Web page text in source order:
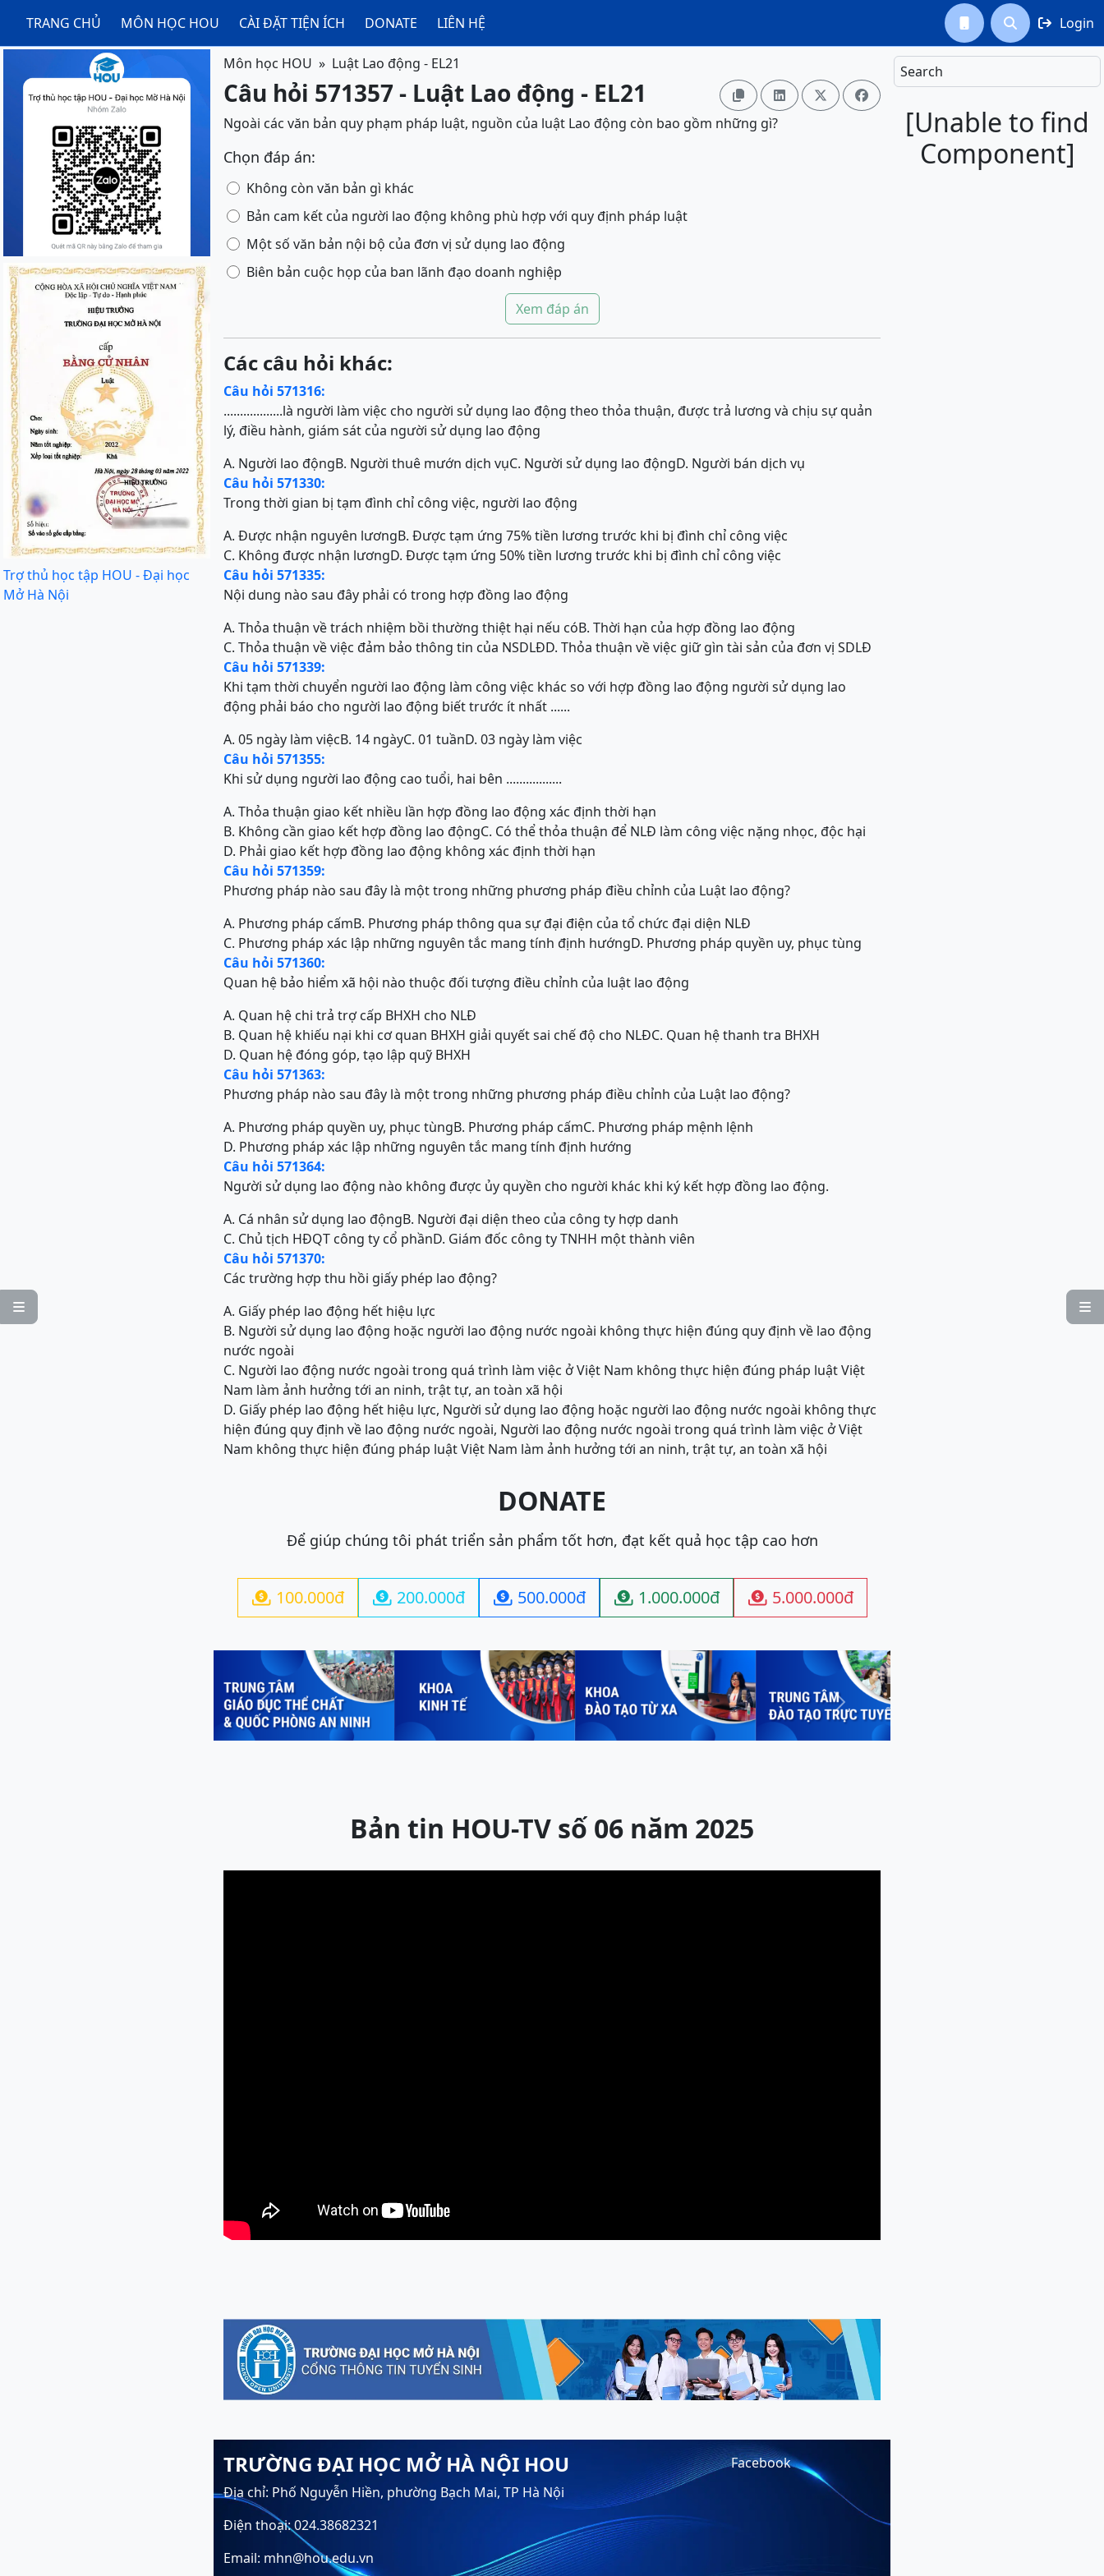
TRANG CHỦ MÔN HỌC HOU CÀI ĐẶT TIỆN ÍCH DONATE LIÊN HỆ   Login

Search
[Unable to find
Component]

Trợ thủ học tập HOU - Đại học
Mở Hà Nội
Môn học HOU Luật Lao động - EL21
Câu hỏi 571357 - Luật Lao động - EL21    
Ngoài các văn bản quy phạm pháp luật, nguồn của luật Lao động còn bao gồm những gì?
Chọn đáp án:
Không còn văn bản gì khác
Bản cam kết của người lao động không phù hợp với quy định pháp luật
Một số văn bản nội bộ của đơn vị sử dụng lao động
Biên bản cuộc họp của ban lãnh đạo doanh nghiệp
Xem đáp án
Các câu hỏi khác:
Câu hỏi 571316:
..................là người làm việc cho người sử dụng lao động theo thỏa thuận, được trả lương và chịu sự quản
lý, điều hành, giám sát của người sử dụng lao động
A. Người lao độngB. Người thuê mướn dịch vụC. Người sử dụng lao độngD. Người bán dịch vụ
Câu hỏi 571330:
Trong thời gian bị tạm đình chỉ công việc, người lao động
A. Được nhận nguyên lươngB. Được tạm ứng 75% tiền lương trước khi bị đình chỉ công việc
C. Không được nhận lươngD. Được tạm ứng 50% tiền lương trước khi bị đình chỉ công việc
Câu hỏi 571335:
Nội dung nào sau đây phải có trong hợp đồng lao động
A. Thỏa thuận về trách nhiệm bồi thường thiệt hại nếu cóB. Thời hạn của hợp đồng lao động
C. Thỏa thuận về việc đảm bảo thông tin của NSDLĐD. Thỏa thuận về việc giữ gìn tài sản của đơn vị SDLĐ
Câu hỏi 571339:
Khi tạm thời chuyển người lao động làm công việc khác so với hợp đồng lao động người sử dụng lao
động phải báo cho người lao động biết trước ít nhất ......
A. 05 ngày làm việcB. 14 ngàyC. 01 tuầnD. 03 ngày làm việc
Câu hỏi 571355:
Khi sử dụng người lao động cao tuổi, hai bên .................
A. Thỏa thuận giao kết nhiều lần hợp đồng lao động xác định thời hạn
B. Không cần giao kết hợp đồng lao độngC. Có thể thỏa thuận để NLĐ làm công việc nặng nhọc, độc hại
D. Phải giao kết hợp đồng lao động không xác định thời hạn
Câu hỏi 571359:
Phương pháp nào sau đây là một trong những phương pháp điều chỉnh của Luật lao động?
A. Phương pháp cấmB. Phương pháp thông qua sự đại điện của tổ chức đại diện NLĐ
C. Phương pháp xác lập những nguyên tắc mang tính định hướngD. Phương pháp quyền uy, phục tùng
Câu hỏi 571360:
Quan hệ bảo hiểm xã hội nào thuộc đối tượng điều chỉnh của luật lao động
A. Quan hệ chi trả trợ cấp BHXH cho NLĐ
B. Quan hệ khiếu nại khi cơ quan BHXH giải quyết sai chế độ cho NLĐC. Quan hệ thanh tra BHXH
D. Quan hệ đóng góp, tạo lập quỹ BHXH
Câu hỏi 571363:
Phương pháp nào sau đây là một trong những phương pháp điều chỉnh của Luật lao động?
A. Phương pháp quyền uy, phục tùngB. Phương pháp cấmC. Phương pháp mệnh lệnh
D. Phương pháp xác lập những nguyên tắc mang tính định hướng
Câu hỏi 571364:
Người sử dụng lao động nào không được ủy quyền cho người khác khi ký kết hợp đồng lao động.
A. Cá nhân sử dụng lao độngB. Người đại diện theo của công ty hợp danh
C. Chủ tịch HĐQT công ty cổ phầnD. Giám đốc công ty TNHH một thành viên
Câu hỏi 571370:
Các trường hợp thu hồi giấy phép lao động?
A. Giấy phép lao động hết hiệu lực
B. Người sử dụng lao động hoặc người lao động nước ngoài không thực hiện đúng quy định về lao động
nước ngoài
C. Người lao động nước ngoài trong quá trình làm việc ở Việt Nam không thực hiện đúng pháp luật Việt
Nam làm ảnh hưởng tới an ninh, trật tự, an toàn xã hội
D. Giấy phép lao động hết hiệu lực, Người sử dụng lao động hoặc người lao động nước ngoài không thực
hiện đúng quy định về lao động nước ngoài, Người lao động nước ngoài trong quá trình làm việc ở Việt
Nam không thực hiện đúng pháp luật Việt Nam làm ảnh hưởng tới an ninh, trật tự, an toàn xã hội
DONATE
Để giúp chúng tôi phát triển sản phẩm tốt hơn, đạt kết quả học tập cao hơn
 100.000đ  200.000đ  500.000đ  1.000.000đ  5.000.000đ
Previous Next
Bản tin HOU-TV số 06 năm 2025
TRƯỜNG ĐẠI HỌC MỞ HÀ NỘI HOU
Địa chỉ: Phố Nguyễn Hiền, phường Bạch Mai, TP Hà Nội
Điện thoại: 024.38682321
Email: mhn@hou.edu.vn
Facebook